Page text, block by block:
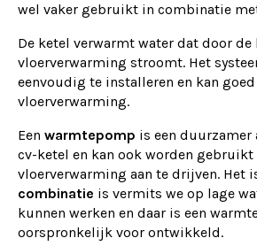
wel vaker gebruikt in combinatie
De ketel verwarmt water dat door
vloerverwarming stroomt. Het
eenvoudig te installeren en kan
vloerverwarming.
Een warmtepomp is een duurzamer
cv-ketel en kan ook worden gebruikt
vloerverwarming aan te drijven. Het
combinatie is vermits we op lage
kunnen werken en daar is een
oorspronkelijk voor ontwikkeld.